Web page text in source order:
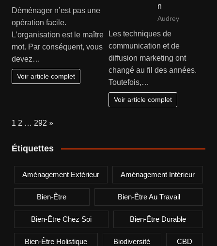
Déménager n’est pas une
opération facile.
L’organisation est le maître
mot. Par conséquent, vous
devez…
Voir article complet
n
Audrey
Les techniques de
communication et de
diffusion marketing ont
changé au fil des années.
Toutefois,…
Voir article complet
Page:
1 2 … 292 Next
»
Étiquettes
Aménagement Extérieur Aménagement Intérieur
Bien-Être Bien-Être Au Travail
Bien-Être Chez Soi Bien-Être Durable
Bien-Être Holistique Biodiversité CBD